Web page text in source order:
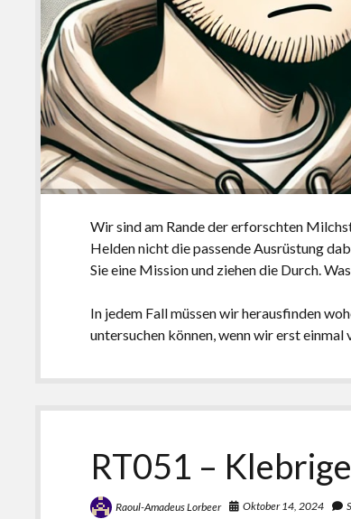
Wir sind am Rande der erforschten
Helden nicht die passende Ausrüstung
Sie eine Mission und ziehen die Durch.
In jedem Fall müssen wir herausfinden
untersuchen können, wenn wir erst einmal
RT051 –
Raoul-Amadeus Lorbeer Oktober 14, 2024